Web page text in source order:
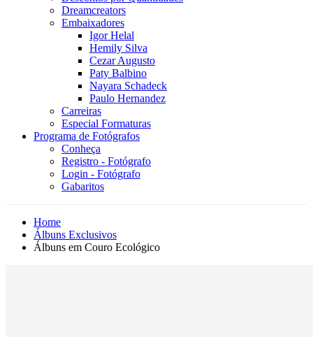
Dreamcreators
Embaixadores
Igor Helal
Hemily Silva
Cezar Augusto
Paty Balbino
Nayara Schadeck
Paulo Hernandez
Carreiras
Especial Formaturas
Programa de Fotógrafos
Conheça
Registro - Fotógrafo
Login - Fotógrafo
Gabaritos
Home
Álbuns Exclusivos
Álbuns em Couro Ecológico